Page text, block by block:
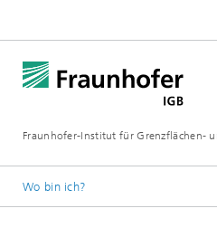
Fraunhofer-Institut für Grenzflächen-
Wo bin ich?